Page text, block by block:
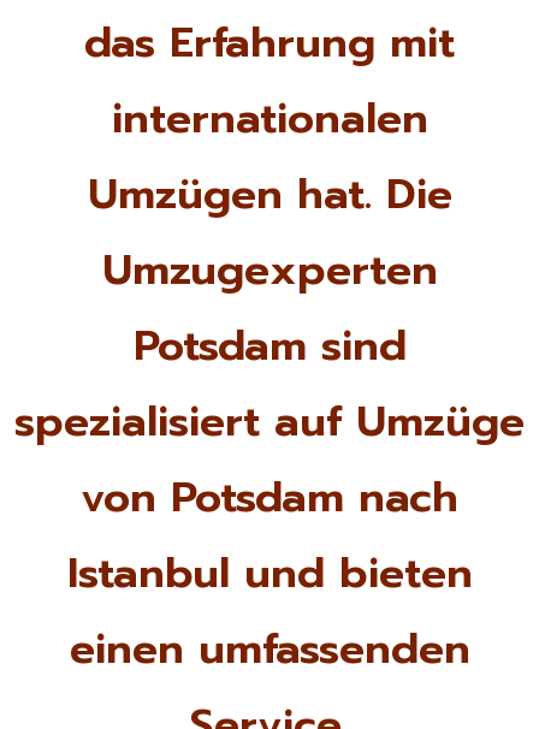
das Erfahrung mit
internationalen
Umzügen hat. Die
Umzugexperten
Potsdam sind
spezialisiert auf Umzüge
von Potsdam nach
Istanbul und bieten
einen umfassenden